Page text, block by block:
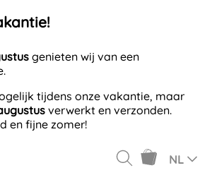
genieten wij van een
tijdens onze vakantie, maar
verwerkt en verzonden.
en fijne zomer!
NL